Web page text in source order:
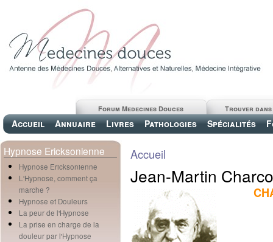
Accueil Annuaire Livres Pathologies Spécialités
Trouver
Forum Medecines Douces
Hypnose Ericksonienne
Hypnose Ericksonienne
L'Hypnose, comment ça
marche ?
Hypnose et Douleurs
La peur de l'Hypnose
La prise en charge de la
douleur par l'Hypnose
Accueil
Jean-Martin